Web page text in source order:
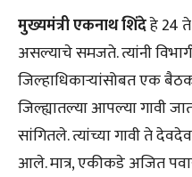
मुख्यमंत्री एकनाथ शिंदेहे 24
असल्याचे समजते. त्यांनी
जिल्हाधिकाऱ्यांसोबत एक
जिल्ह्यातल्या आपल्या गावी
सांगितले. त्यांच्या गावी ते
आले. मात्र, एकीकडे अजित